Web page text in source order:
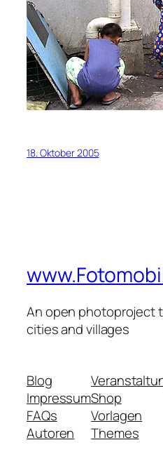
18. Oktober 2005
An open photoproject
cities and villages
Blog
Impressum
FAQs
Autoren
Shop
Vorlagen
Themes